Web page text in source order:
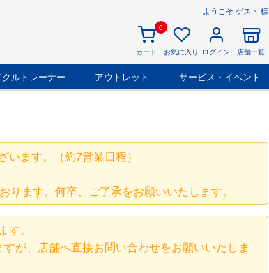
ようこそ ゲスト 様
0
カート お気に入り ログイン 店舗一覧
ルトレーナー アウトレット サービス・イベント
ます。（約7営業日程）
ます。何卒、ご了承をお願いいたします。
。
が、店舗へ直接お問い合わせをお願いいたしま